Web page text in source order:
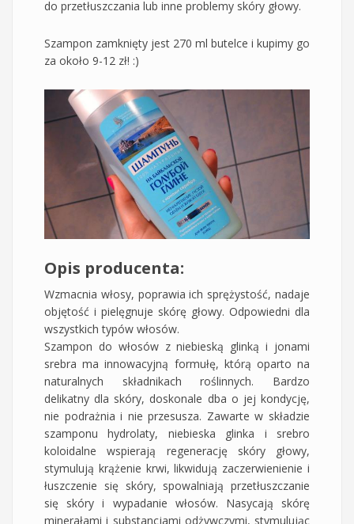
do przetłuszczania lub inne problemy skóry głowy.
Szampon zamknięty jest 270 ml butelce i kupimy go
za około 9-12 zł! :)
Opis producenta:
Wzmacnia włosy, poprawia ich sprężystość, nadaje
objętość i pielęgnuje skórę głowy. Odpowiedni dla
wszystkich typów włosów.
Szampon do włosów z niebieską glinką i jonami
srebra ma innowacyjną formułę, którą oparto na
naturalnych składnikach roślinnych. Bardzo
delikatny dla skóry, doskonale dba o jej kondycję,
nie podrażnia i nie przesusza. Zawarte w składzie
szamponu hydrolaty, niebieska glinka i srebro
koloidalne wspierają regenerację skóry głowy,
stymulują krążenie krwi, likwidują zaczerwienienie i
łuszczenie się skóry, spowalniają przetłuszczanie
się skóry i wypadanie włosów. Nasycają skórę
minerałami i substancjami odżywczymi, stymulując